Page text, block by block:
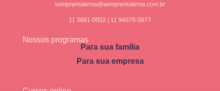
semprematerna@semprematerna.com.br
11 3881-0002 | 11 94079-5677
Nossos programas
Para sua família
Para sua empresa